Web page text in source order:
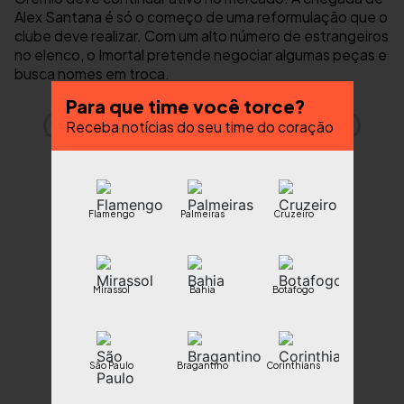
Alex Santana é só o começo de uma reformulação que o
clube deve realizar. Com um alto número de estrangeiros
no elenco, o Imortal pretende negociar algumas peças e
busca nomes em troca.
Para que time você torce?
Receba notícias do seu time do coração
Flamengo Palmeiras Cruzeiro
Mirassol Bahia Botafogo
São Paulo Bragantino Corinthians